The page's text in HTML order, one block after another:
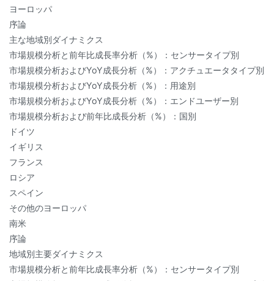
ヨーロッパ
序論
主な地域別ダイナミクス
市場規模分析と前年比成長率分析（%）：センサータイプ別
市場規模分析およびYoY成長分析（%）：アクチュエータタイプ別
市場規模分析およびYoY成長分析（%）：用途別
市場規模分析およびYoY成長分析（%）：エンドユーザー別
市場規模分析および前年比成長分析（%）：国別
ドイツ
イギリス
フランス
ロシア
スペイン
その他のヨーロッパ
南米
序論
地域別主要ダイナミクス
市場規模分析と前年比成長率分析（%）：センサータイプ別